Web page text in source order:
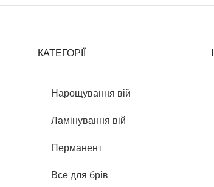
КАТЕГОРІЇ
Нарощування вій
Ламінування вій
Перманент
Все для брів